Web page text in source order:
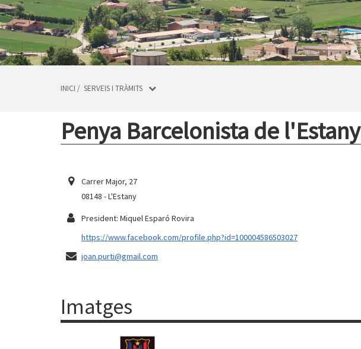
INICI / SERVEIS I TRÀMITS
Penya Barcelonista de l'Estany
Carrer Major, 27
08148 - L'Estany
President: Miquel Esparó Rovira
https://www.facebook.com/profile.php?id=100004586503027
joan.purti@gmail.com
Imatges